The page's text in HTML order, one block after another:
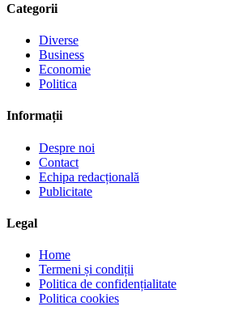
Categorii
Diverse
Business
Economie
Politica
Informații
Despre noi
Contact
Echipa redacțională
Publicitate
Legal
Home
Termeni și condiții
Politica de confidențialitate
Politica cookies